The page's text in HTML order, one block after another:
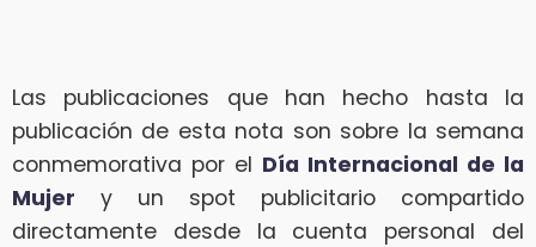
Las publicaciones que han hecho hasta la
publicación de esta nota son sobre la semana
conmemorativa por el Día Internacional de la
Mujer y un spot publicitario compartido
directamente desde la cuenta personal del